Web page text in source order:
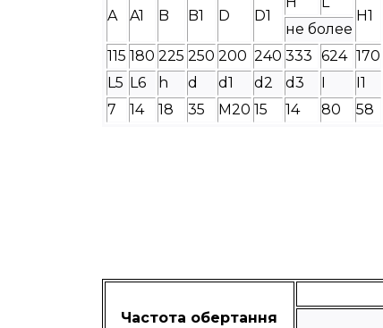
A A1 B B1 D D1 H1
не более
115 180 225 250 200 240 333 624 170
L5 L6 h d d1 d2 d3 I1
7
14 18 35 М20 15 14 80 58
Частота обертання